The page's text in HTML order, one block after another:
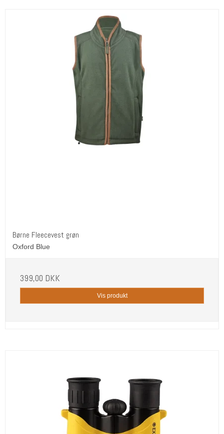
Børne Fleecevest grøn
Oxford Blue
399,00 DKK
Vis produkt